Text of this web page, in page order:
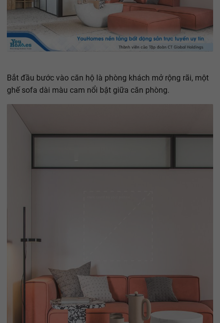
Bắt đầu bước vào căn hộ là phòng khách mở rộng rãi, một
ghế sofa dài màu cam nổi bật giữa căn phòng.